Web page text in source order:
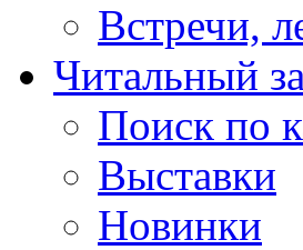
Встречи,
Читальный
Поиск по
Выставки
Новинки